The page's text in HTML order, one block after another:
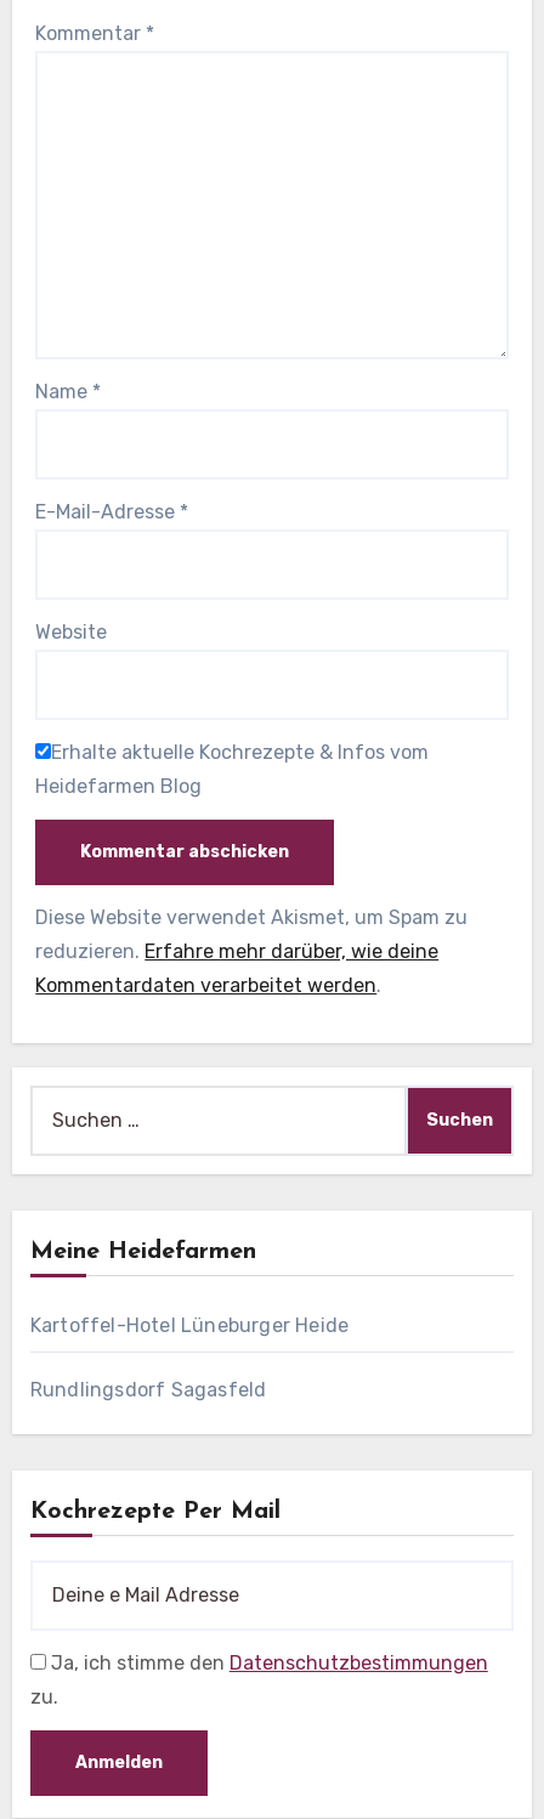
Kommentar *
Name *
E-Mail-Adresse *
Website
Erhalte aktuelle Kochrezepte & Infos vom
Heidefarmen Blog
Diese Website verwendet Akismet, um Spam zu
reduzieren. Erfahre mehr darüber, wie deine
Kommentardaten verarbeitet werden.
nach:
Meine Heidefarmen
Kartoffel-Hotel Lüneburger Heide
Rundlingsdorf Sagasfeld
Kochrezepte Per Mail
Ja, ich stimme den Datenschutzbestimmungen
zu.